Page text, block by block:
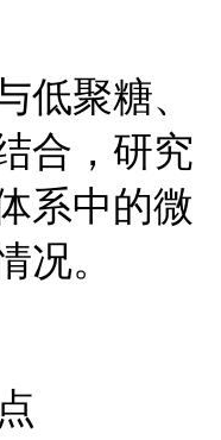
低聚糖、
合，研究
系中的微
况。